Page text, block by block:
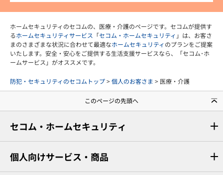
ホームセキュリティのセコムの、医療・介護のページです。セコムが提供す
るホームセキュリティサービス 「セコム・ホームセキュリティ 」は、お客さ
まのさまざまな状況に合わせて最適なホームセキュリティのプランをご提案
いたします。安全・安心をご提供する生活支援サービスなら、「セコム･ホ
ームサービス」がオススメです。
防犯・セキュリティのセコムトップ>個人のお客さま > 医療・介護
このページの先頭へ
セコム・ホームセキュリティ
個人向けサービス・商品